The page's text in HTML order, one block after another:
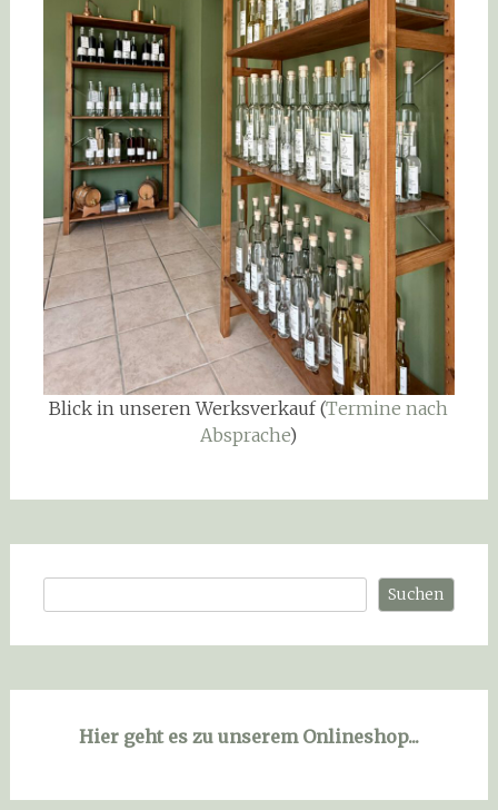
Blick in unseren Werksverkauf (Termine nach
Absprache)
Suchen
Hier geht es zu unserem Onlineshop...